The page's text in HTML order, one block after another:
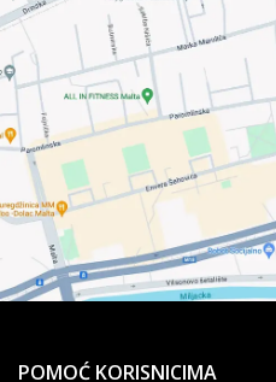
POMOĆ KORISNICIMA